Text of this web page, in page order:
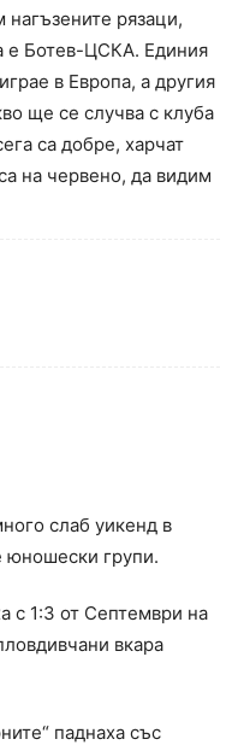
рязаци,
е Ботев-ЦСКА. Единия
в Европа, а другия
ще се случва с клуба
са добре, харчат
на червено, да видим
слаб уикенд в
юношески групи.
с 1:3 от Септември на
вкара
паднаха със